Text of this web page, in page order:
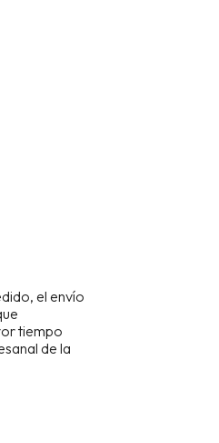
el envío
tiempo
de la